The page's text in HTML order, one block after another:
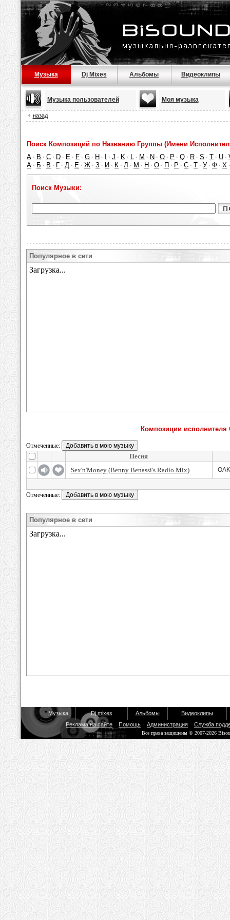
Музыка Dj Mixes Альбомы Видеоклипы
Музыка пользователей Моя музыка
назад
Поиск Композиций по Названию Группы (Имени
A · B · C · D · E · F · G · H · · J · K · L · M · N · O · P · Q · R · S · T · U ·
А · Б · В · Г · Д · Е · Ж · З · И · К · Л · М · Н · О · П · Р · С · Т · У · Ф · Х
Поиск Музыки:
Популярное в сети
Композиции исполнителя
Отмеченные:
Песня
Sex'n'Money (Benny Benassi's Radio Mix)
Отмеченные:
Популярное в сети
Музыка Dj mixes Альбомы
Видеоклипы
Реклама на сайте
Помощь Администрация Служба
Все права защищены © 2007-2026